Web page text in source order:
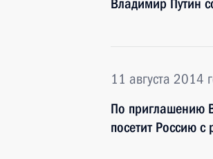
Владимир Путин
11 августа 2014
По приглашению
посетит Россию